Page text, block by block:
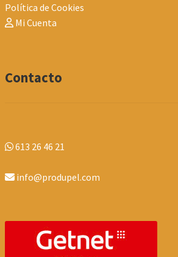
Política de Cookies
Mi Cuenta
Contacto
613 26 46 21
info@produpel.com